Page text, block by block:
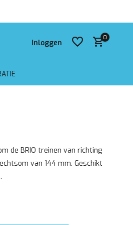
Inloggen
0
de BRIO treinen van richting
van 144 mm. Geschikt